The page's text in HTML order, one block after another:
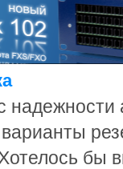
надежности
бы